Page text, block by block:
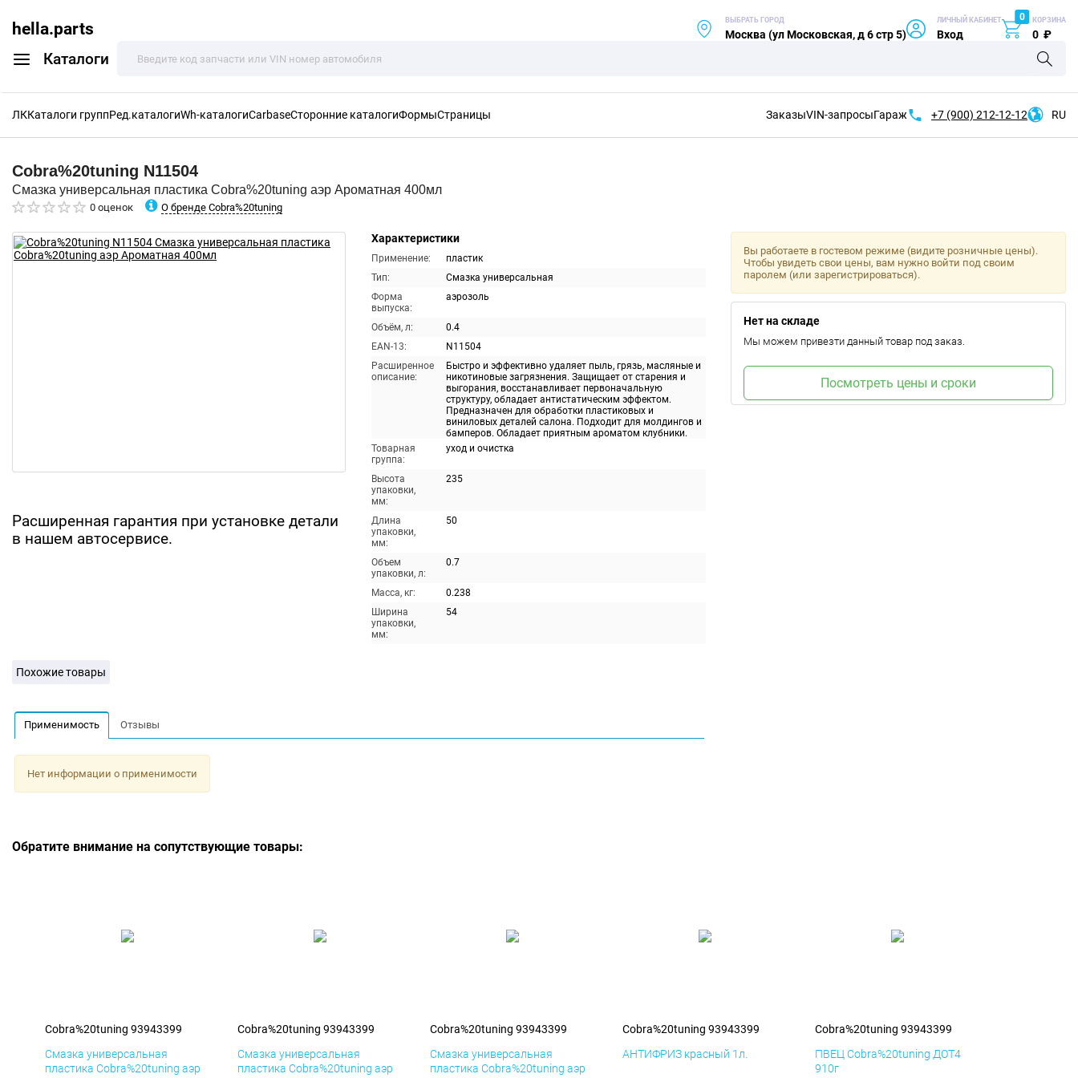
hella.parts
Каталоги
ВЫБРАТЬ ГОРОД
Москва (ул Московская, д 6 стр 5)
ЛИЧНЫЙ КАБИНЕТ
Вход
0 КОРЗИНА
0 ₽
ЛККаталоги группРед.каталогиWh-каталогиCarbaseСторонние каталогиФормыСтраницы ЗаказыVIN-запросыГараж +7 (900) 212-12-12 RU
Cobra%20tuning N11504
Смазка универсальная пластика Cobra%20tuning аэр Ароматная 400мл
0 оценок О бренде Cobra%20tuning
Расширенная гарантия при установке детали
в нашем автосервисе.
Характеристики
Применение:
пластик
Тип:
Смазка универсальная
Форма
выпуска:
аэрозоль
Объём, л:
0.4
EAN-13:
N11504
Расширенное
описание:
Быстро и эффективно удаляет пыль, грязь, масляные и
никотиновые загрязнения. Защищает от старения и
выгорания, восстанавливает первоначальную
структуру, обладает антистатическим эффектом.
Предназначен для обработки пластиковых и
виниловых деталей салона. Подходит для молдингов и
бамперов. Обладает приятным ароматом клубники.
Товарная
группа:
уход и очистка
Высота
упаковки,
мм:
235
Длина
упаковки,
мм:
50
Объем
упаковки, л:
0.7
Масса, кг:
0.238
Ширина
упаковки,
мм:
54
Вы работаете в гостевом режиме (видите розничные цены).
Чтобы увидеть свои цены, вам нужно войти под своим
паролем (или зарегистрироваться).
Нет на складе
Мы можем привезти данный товар под заказ.
Посмотреть цены и сроки
Похожие товары
Применимость Отзывы
Нет информации о применимости
Обратите внимание на сопутствующие товары:
Cobra%20tuning 93943399
Смазка универсальная
пластика Cobra%20tuning аэр
Cobra%20tuning 93943399
Смазка универсальная
пластика Cobra%20tuning аэр
Cobra%20tuning 93943399
Смазка универсальная
пластика Cobra%20tuning аэр
Cobra%20tuning 93943399
АНТИФРИЗ красный 1л.
Cobra%20tuning 93943399
ПВЕЦ Cobra%20tuning ДОТ4
910г